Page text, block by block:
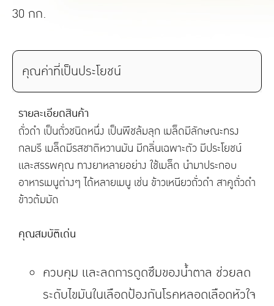
30 กก.
คุณค่าที่เป็นประโยชน์
รายละเอียดสินค้า
ถั่วดำ เป็นถั่วชนิดหนึ่ง เป็นพืชล้มลุก เมล็ดมีลักษณะทรง
กลมรี เมล็ดมีรสชาติหวานมัน มีกลิ่นเฉพาะตัว มีประโยชน์
และสรรพคุณ ทางยาหลายอย่าง ใช้เมล็ด นำมาประกอบ
อาหารเมนูต่างๆ ได้หลายเมนู เช่น ข้าวเหนียวถั่วดำ สาคูถั่วดำ
ข้าวต้มมัด
คุณสมบัติเด่น
ควบคุม และลดการดูดซึมของน้ำตาล ช่วยลด
ระดับไขมันในเลือดป้องกันโรคหลอดเลือดหัวใจ